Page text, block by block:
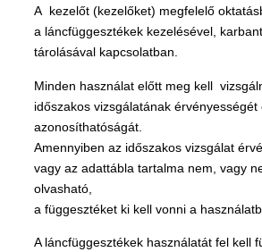
A kezelőt (kezelőket) megfelelő
a láncfüggesztékek kezelésével,
tárolásával kapcsolatban.
Minden használat előtt meg kell
időszakos vizsgálatának érvényességét
azonosíthatóságát.
Amennyiben az időszakos vizsgálat
vagy az adattábla tartalma nem, vagy
olvasható,
a függesztéket ki kell vonni a
A láncfüggesztékek használatát fel kell